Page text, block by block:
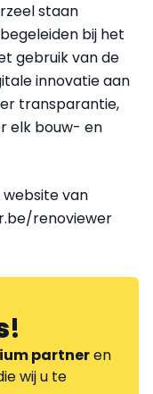
staan
bij het
gebruik van de
innovatie aan
transparantie,
elk bouw- en
website van
renoviewer
!
partneren
wij u te